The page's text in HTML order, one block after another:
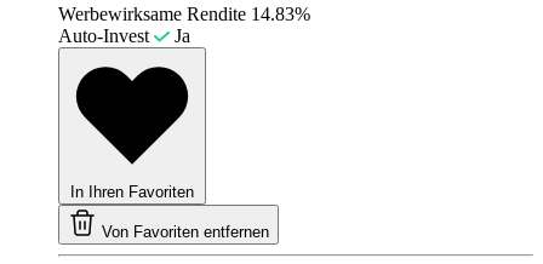
Werbewirksame Rendite 14.83%
Auto-Invest
Ja
In Ihren Favoriten
Von Favoriten entfernen